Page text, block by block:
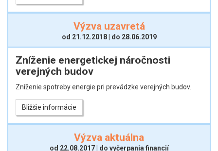
Výzva uzavretá
od 21.12.2018 | do 28.06.2019
Zníženie energetickej náročnosti
verejných budov
Zníženie spotreby energie pri prevádzke verejných budov.
Bližšie informácie
Výzva aktuálna
od 22.08.2017 | do vyčerpania financií